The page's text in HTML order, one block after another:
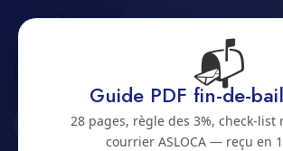
Nettoyage de bardage
Bienne
2500 · JURA BERNOIS
📬
Guide PDF fin-de-
28 pages, règle des 3%, check-list
courrier ASLOCA — reçu en